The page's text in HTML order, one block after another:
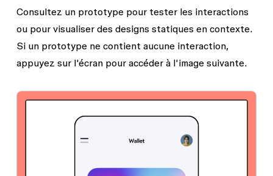
Consultez un prototype pour tester les interactions
ou pour visualiser des designs statiques en contexte.
Si un prototype ne contient aucune interaction,
appuyez sur l'écran pour accéder à l'image suivante.